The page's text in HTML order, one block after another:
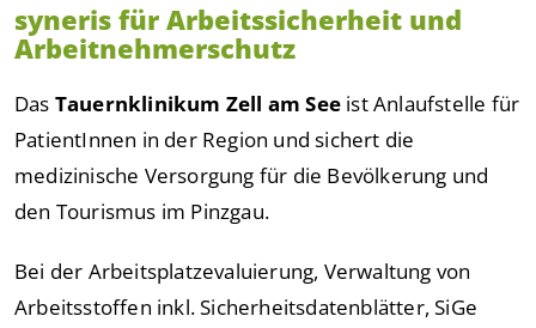
syneris für Arbeitssicherheit und
Arbeitnehmerschutz
Das Tauernklinikum Zell am See ist Anlaufstelle für
PatientInnen in der Region und sichert die
medizinische Versorgung für die Bevölkerung und
den Tourismus im Pinzgau.
Bei der Arbeitsplatzevaluierung, Verwaltung von
Arbeitsstoffen inkl. Sicherheitsdatenblätter, SiGe